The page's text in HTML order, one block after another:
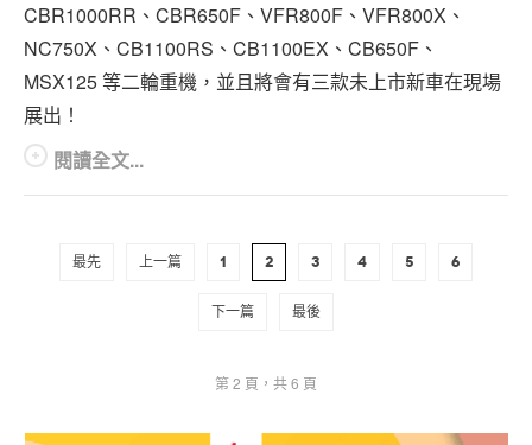
CBR1000RR、CBR650F、VFR800F、VFR800X、
NC750X、CB1100RS、CB1100EX、CB650F、
MSX125 等二輪重機，並且將會有三款未上市新車在現場
展出！
閱讀全文...
最先 上一篇 1 2 3 4 5 6
下一篇 最後
第 2 頁，共 6 頁